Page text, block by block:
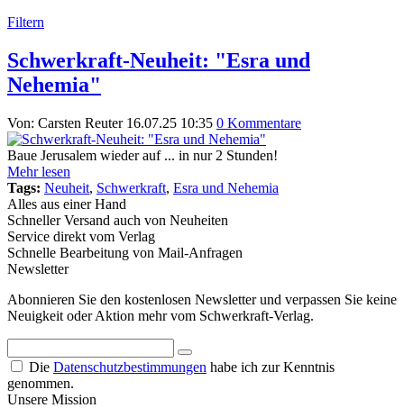
Filtern
Schwerkraft-Neuheit: "Esra und
Nehemia"
Von: Carsten Reuter 16.07.25 10:35 0 Kommentare
Baue Jerusalem wieder auf ... in nur 2 Stunden!
Mehr lesen
Tags: Neuheit, Schwerkraft, Esra und Nehemia
Alles aus einer Hand
Schneller Versand auch von Neuheiten
Service direkt vom Verlag
Schnelle Bearbeitung von Mail-Anfragen
Newsletter
Abonnieren Sie den kostenlosen Newsletter und verpassen Sie keine
Neuigkeit oder Aktion mehr vom Schwerkraft-Verlag.
Die Datenschutzbestimmungen habe ich zur Kenntnis
genommen.
Unsere Mission